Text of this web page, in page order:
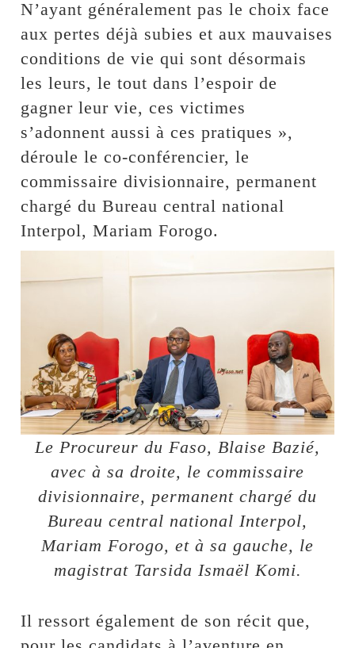
N’ayant généralement pas le choix face
aux pertes déjà subies et aux mauvaises
conditions de vie qui sont désormais
les leurs, le tout dans l’espoir de
gagner leur vie, ces victimes
s’adonnent aussi à ces pratiques »,
déroule le co-conférencier, le
commissaire divisionnaire, permanent
chargé du Bureau central national
Interpol, Mariam Forogo.
Le Procureur du Faso, Blaise Bazié,
avec à sa droite, le commissaire
divisionnaire, permanent chargé du
Bureau central national Interpol,
Mariam Forogo, et à sa gauche, le
magistrat Tarsida Ismaël Komi.
Il ressort également de son récit que,